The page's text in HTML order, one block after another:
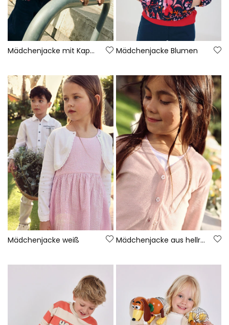
Mädchenjacke mit Kapuze in Rot Mädchenjacke Blumen
Mädchenjacke weiß Mädchenjacke aus hellrosa Baumwolle.